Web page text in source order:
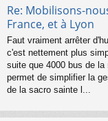
Re: Mobilisons-
France, et à Lyon
Faut vraiment arrêter
c'est nettement plus
suite que 4000 bus de
permet de simplifier la
de la sacro sainte l...